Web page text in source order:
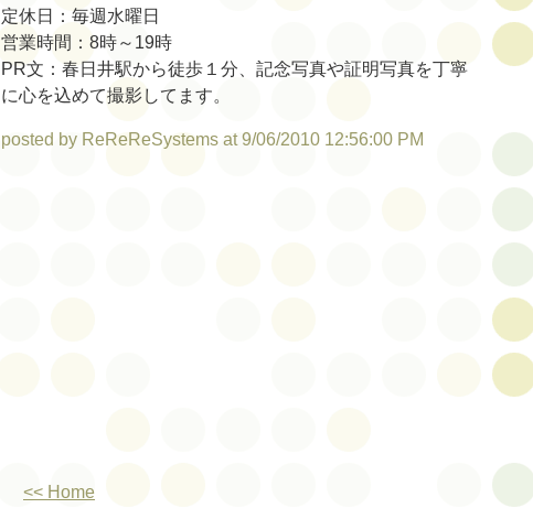
定休日：毎週水曜日
営業時間：8時～19時
PR文：春日井駅から徒歩１分、記念写真や証明写真を丁寧
に心を込めて撮影してます。
posted by ReReReSystems at 9/06/2010 12:56:00 PM
<< Home